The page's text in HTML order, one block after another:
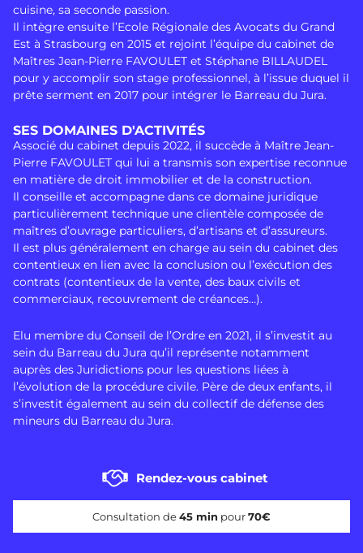
cuisine, sa seconde passion.
Il intègre ensuite l’Ecole Régionale des Avocats du Grand
Est à Strasbourg en 2015 et rejoint l’équipe du cabinet de
Maîtres Jean-Pierre FAVOULET et Stéphane BILLAUDEL
pour y accomplir son stage professionnel, à l’issue duquel il
prête serment en 2017 pour intégrer le Barreau du Jura.
SES DOMAINES D'ACTIVITÉS
Associé du cabinet depuis 2022, il succède à Maître Jean-
Pierre FAVOULET qui lui a transmis son expertise reconnue
en matière de droit immobilier et de la construction.
Il conseille et accompagne dans ce domaine juridique
particulièrement technique une clientèle composée de
maîtres d’ouvrage particuliers, d’artisans et d’assureurs.
Il est plus généralement en charge au sein du cabinet des
contentieux en lien avec la conclusion ou l’exécution des
contrats (contentieux de la vente, des baux civils et
commerciaux, recouvrement de créances…).
Elu membre du Conseil de l’Ordre en 2021, il s’investit au
sein du Barreau du Jura qu’il représente notamment
auprès des Juridictions pour les questions liées à
l’évolution de la procédure civile. Père de deux enfants, il
s’investit également au sein du collectif de défense des
mineurs du Barreau du Jura.
Rendez-vous cabinet
Consultation de45 min pour70€